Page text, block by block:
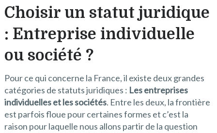
Choisir un statut juridique
: Entreprise individuelle
ou société ?
Pour ce qui concerne la France, il existe deux grandes
catégories de statuts juridiques : Les entreprises
individuelles et les sociétés. Entre les deux, la frontière
est parfois floue pour certaines formes et c’est la
raison pour laquelle nous allons partir de la question